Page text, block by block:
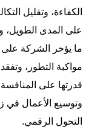
الكفاءة، وتقليل
على المدى الطويل،
ما يؤخر الشركة على
مواكبة التطور، وتفقد
قدرتها على المنافسة
وتوسيع الأعمال في
التحول الرقمي.